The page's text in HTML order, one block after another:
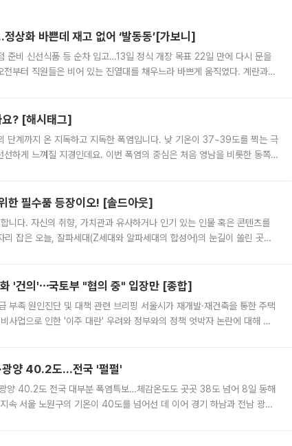
상화 바쁜데 재고 없어 ‘발동동’[가보니]
준비 신선식품 등 순차 입고…13일 정식 개장 목표 22일 만에 다시 문을
부터 직원들은 비어 있는 진열대를 채우느라 바쁘게 움직였다. 계란과
요? [해시태그]
단계까지 온 지독하고 지독한 폭염입니다. 낮 기온이 37~39도를 찍는 극
하게 느껴질 지경인데요. 이번 폭염의 중심은 처음 영남을 비롯한 동쪽
한 필수품 등장이오! [솔드아웃]
니다. 자신의 취향, 가치관과 유사하거나 인기 있는 인물 혹은 콘텐츠를
잡은 오늘, 잘파세대(Z세대와 알파세대의 합성어)의 눈길이 쏠린 곳은
'건의'⋯국토부 "협의 중" 입장만 [종합]
부족 원인진단 및 대책 관련 브리핑 서울시가 재개발·재건축을 통한 주택
사업으로 인한 '이주 대란' 우려와 정부와의 정책 엇박자 논란에 대해 정
광양 40.2도…전국 '펄펄'
양 40.2도 전국 대부분 폭염특보…체감온도도 곳곳 38도 넘어 8일 동해
속 서울 노원구의 기온이 40도를 넘어선 데 이어 경기 하남과 전남 광양